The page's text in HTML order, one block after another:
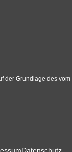
der Grundlage des vom